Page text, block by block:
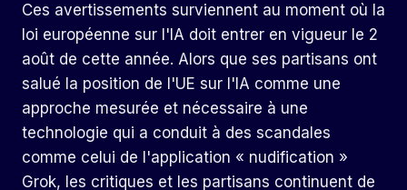
Ces avertissements surviennent au moment où la
loi européenne sur l'IA doit entrer en vigueur le 2
août de cette année. Alors que ses partisans ont
salué la position de l'UE sur l'IA comme une
approche mesurée et nécessaire à une
technologie qui a conduit à des scandales
comme celui de l'application « nudification »
Grok, les critiques et les partisans continuent de